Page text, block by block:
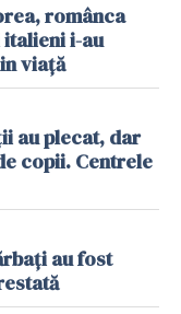
românca
i-au
viață
au plecat, dar
copii. Centrele
au fost